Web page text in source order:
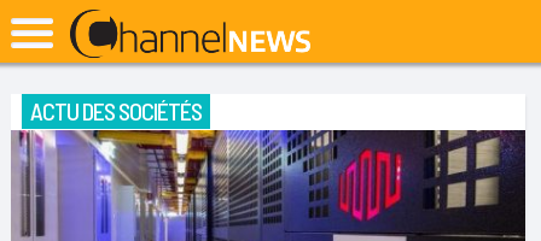
ACTU DES SOCIÉTÉS